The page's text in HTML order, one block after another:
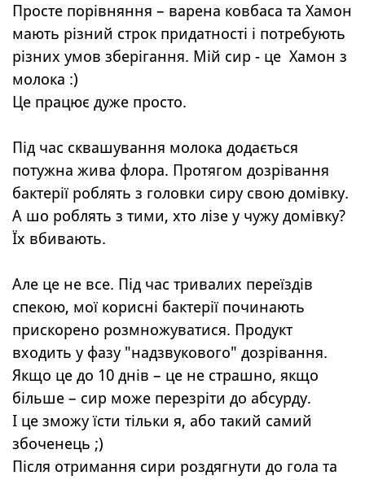
Просте порівняння – варена ковбаса та Хамон
мають різний строк придатності і потребують
різних умов зберігання. Мій сир - це Хамон з
молока :)
Це працює дуже просто.
Під час сквашування молока додається
потужна жива флора. Протягом дозрівання
бактерії роблять з головки сиру свою домівку.
А шо роблять з тими, хто лізе у чужу домівку?
Їх вбивають.
Але це не все. Під час тривалих переїздів
спекою, мої корисні бактерії починають
прискорено розмножуватися. Продукт
входить у фазу "надзвукового" дозрівання.
Якщо це до 10 днів – це не страшно, якщо
більше – сир може перезріти до абсурду.
І це зможу їсти тільки я, або такий самий
збоченець ;)
Після отримання сири роздягнути до гола та